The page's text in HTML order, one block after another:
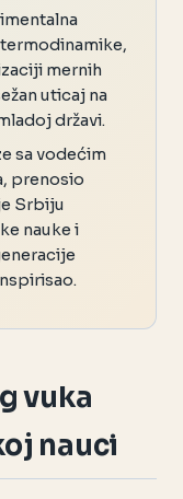
mernih
uticaj na
državi.
sa vodećim
prenosio
Srbiju
nauke i
vuka
nauci